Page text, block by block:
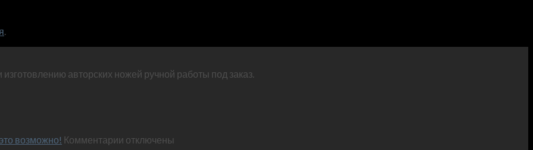
.
авторских ножей ручной работы под заказ.
возможно! Комментарии котключены